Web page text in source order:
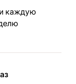
каждую